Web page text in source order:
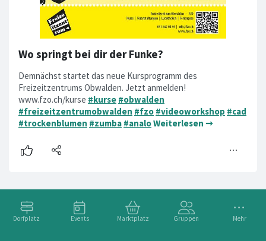
Dorfplatz Events Marktplatz Gruppen Mehr
Wo springt bei dir der Funke?
Demnächst startet das neue Kursprogramm des
Freizeitzentrums Obwalden. Jetzt anmelden!
www.fzo.ch/kurse #kurse #obwalden
#freizeitzentrumobwalden #fzo #videoworkshop #cad
#trockenblumen #zumba #analoWeiterlesen ➞